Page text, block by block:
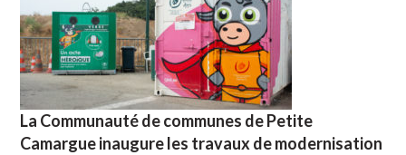
La Communauté de communes de Petite
Camargue inaugure les travaux de modernisation